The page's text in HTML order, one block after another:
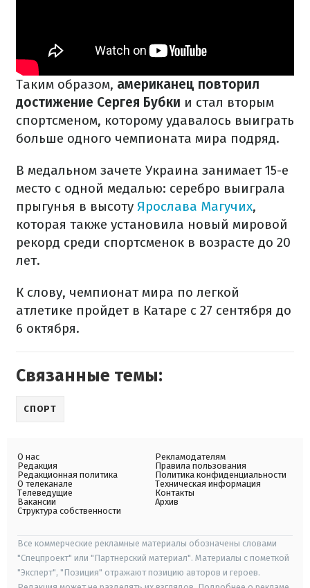
Таким образом, американец повторил
достижение Сергея Бубки и стал вторым
спортсменом, которому удавалось выиграть
больше одного чемпионата мира подряд.
В медальном зачете Украина занимает 15-е
место с одной медалью: серебро выиграла
прыгунья в высоту Ярослава Магучих,
которая также установила новый мировой
рекорд среди спортсменок в возрасте до 20
лет.
К слову, чемпионат мира по легкой
атлетике пройдет в Катаре с 27 сентября до
6 октября.
Связанные темы:
СПОРТ
О нас
Редакция
Редакционная политика
О телеканале
Телеведущие
Вакансии
Структура собственности
Рекламодателям
Правила пользования
Политика конфиденциальности
Техническая информация
Контакты
Архив
Все коммерческие рекламные материалы обозначены словами
"Спецпроект" или "Партнерский материал". Материалы с пометкой
"Эксперт", "Позиция" отражают позицию авторов и героев.